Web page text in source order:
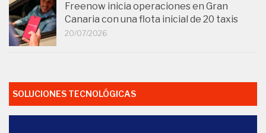
Freenow inicia operaciones en Gran
Canaria con una flota inicial de 20 taxis
20/07/2026
SOLUCIONES TECNOLÓGICAS